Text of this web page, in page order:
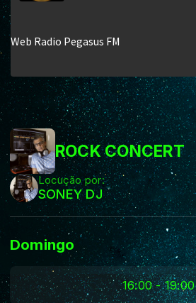
ROCK CONCERT
Locução por:
SONEY DJ
Domingo
16:00 - 19:00